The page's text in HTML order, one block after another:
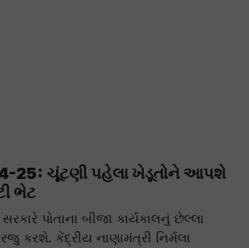
25: ચૂંટણી પહેલા ખેડૂતોને આપશે
ભેટ
પોતાના બીજા કાર્યકાલનું છેલ્લા
કરશે. કેંદ્રીય નાણામંત્રી નિર્મલા